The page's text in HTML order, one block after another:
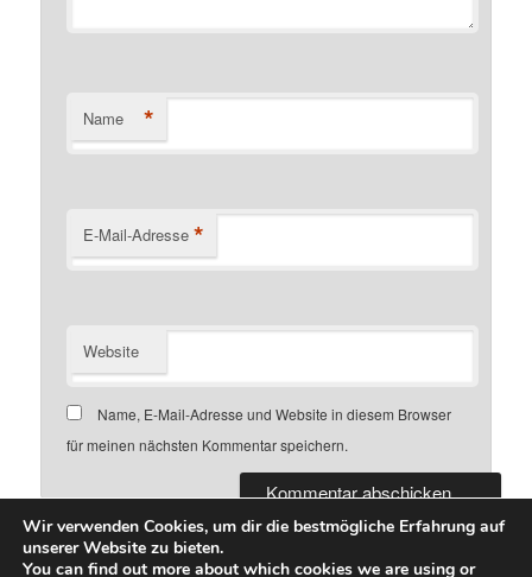
Name *
E-Mail-Adresse *
Website
Name, E-Mail-Adresse und Website in diesem Browser
für meinen nächsten Kommentar speichern.
Wir verwenden Cookies, um dir die bestmögliche Erfahrung auf
unserer Website zu bieten.
You can find out more about which cookies we are using or